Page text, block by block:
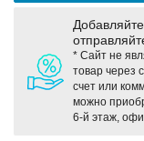
* Сайт не
товар через
счет или
можно
6-й этаж,